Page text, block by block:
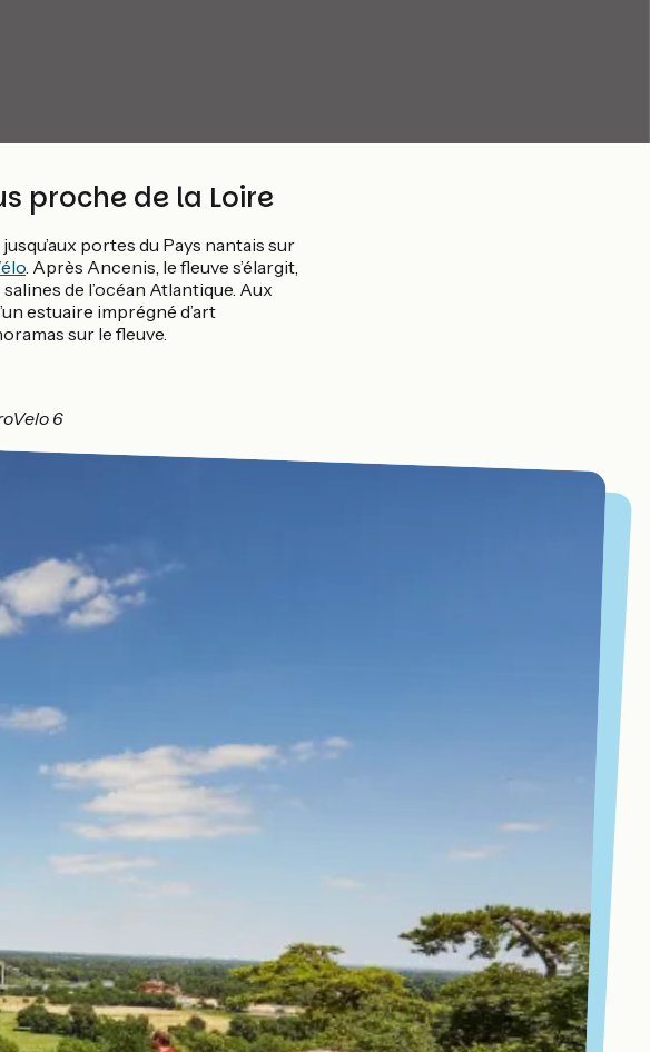
proche de la Loire
portes du Pays nantais sur
. Après Ancenis, le fleuve s’élargit,
de l’océan Atlantique. Aux
estuaire imprégné d’art
sur le fleuve.
6